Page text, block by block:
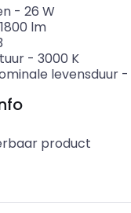
- 26 W
1800 lm
- 3000 K
levensduur-
product